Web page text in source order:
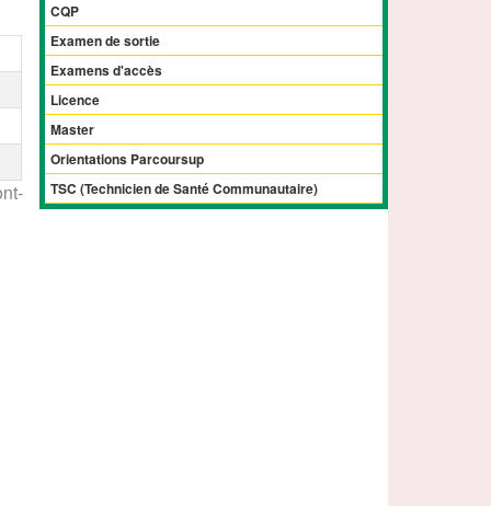
CQP
Examen de sortie
Examens d'accès
Licence
Master
Orientations Parcoursup
TSC (Technicien de Santé Communautaire)